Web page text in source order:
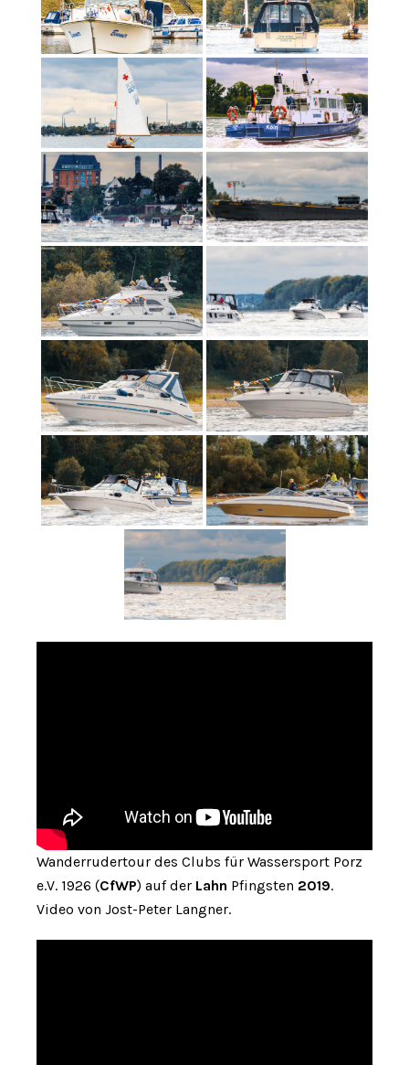
Wanderrudertour des Clubs für Wassersport Porz
e.V. 1926 (CfWP) auf der Lahn Pfingsten 2019.
Video von Jost-Peter Langner.